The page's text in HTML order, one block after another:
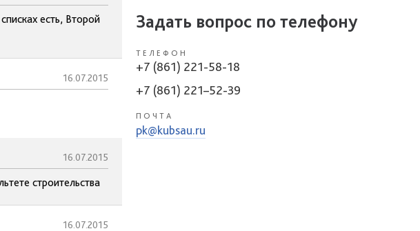
есть, Второй
16.07.2015
16.07.2015
строительства
16.07.2015
Задать вопрос по телефону
ТЕЛЕФОН
+7 (861) 221-58-18
+7 (861) 221–52-39
ПОЧТА
pk@kubsau.ru